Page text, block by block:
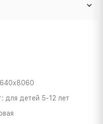
для детей 5-12 лет